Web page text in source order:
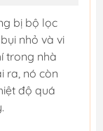
bị bộ lọc
nhỏ và vi
trong nhà
ra, nó còn
độ quá